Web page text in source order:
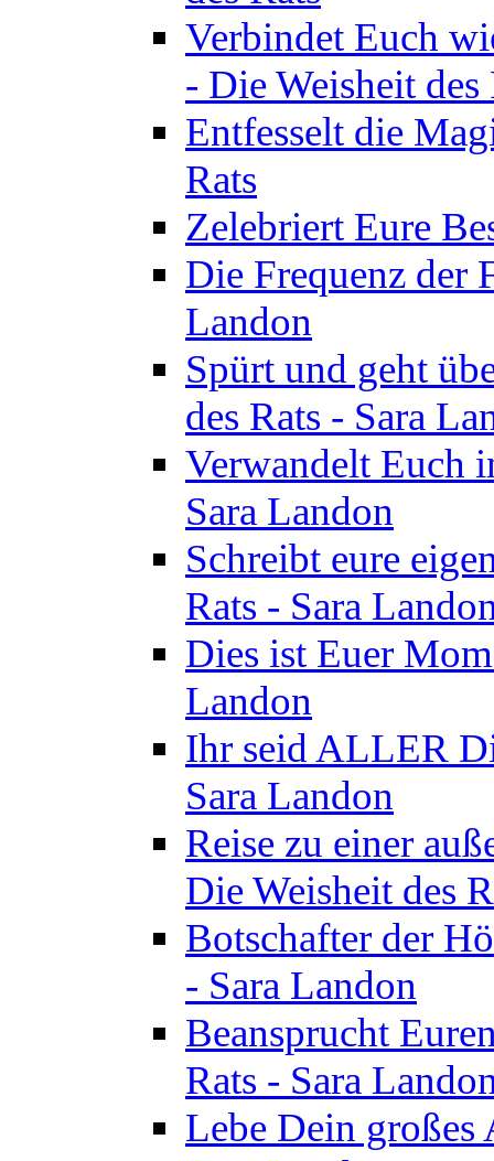
Verbindet Euch
- Die Weisheit des
Entfesselt die
Rats
Zelebriert Eure
Die Frequenz der
Landon
Spürt und geht
des Rats - Sara
Verwandelt Euch
Sara Landon
Schreibt eure
Rats - Sara
Dies ist Euer
Landon
Ihr seid ALLER
Sara Landon
Reise zu einer
Die Weisheit des
Botschafter der
- Sara Landon
Beansprucht
Rats - Sara
Lebe Dein großes